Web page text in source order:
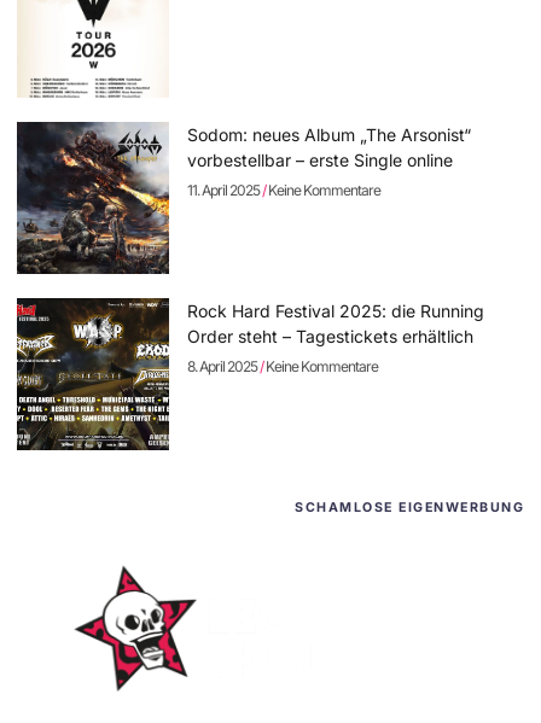
Sodom: neues Album „The Arsonist“
vorbestellbar – erste Single online
11. April 2025 Keine Kommentare
Rock Hard Festival 2025: die Running
Order steht – Tagestickets erhältlich
8. April 2025 Keine Kommentare
SCHAMLOSE EIGENWERBUNG